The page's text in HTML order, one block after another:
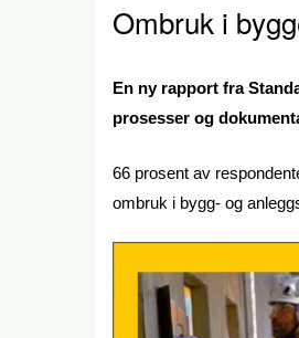
Ombruk i
En ny rapport fra
prosesser og
66 prosent av
ombruk i bygg- og